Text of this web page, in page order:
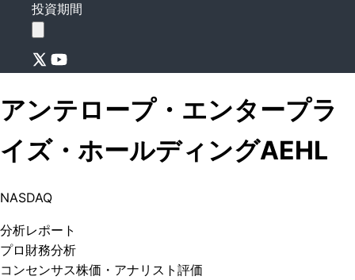
投資期間
アンテロープ・エンタープラ
イズ・ホールディングAEHL
NASDAQ
分析レポート
プロ 財務分析
コンセンサス株価 ・アナリスト評価